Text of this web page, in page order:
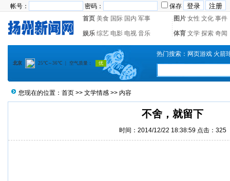
帐号： 密码：
保存
首页 美食 国际 国内 军事 图片 女性 文化 事件
娱乐 综艺 电影 电视 音乐 体育 文学 探索 奇闻
热门搜索： 网页游戏 火箭
您现在的位置： 首页 >> 文学情感 >> 内容
不舍，就留下
时间：2014/12/22 18:38:59 点击： 325